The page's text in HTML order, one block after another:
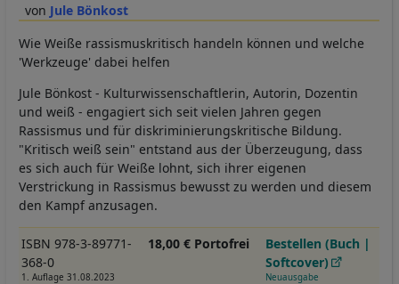
Jule Bönkost
Wie Weiße rassismuskritisch handeln können und welche
'Werkzeuge' dabei helfen
Jule Bönkost - Kulturwissenschaftlerin, Autorin, Dozentin
und weiß - engagiert sich seit vielen Jahren gegen
Rassismus und für diskriminierungskritische Bildung.
"Kritisch weiß sein" entstand aus der Überzeugung, dass
es sich auch für Weiße lohnt, sich ihrer eigenen
Verstrickung in Rassismus bewusst zu werden und diesem
den Kampf anzusagen.
ISBN 978-3-89771-
368-0
1. Auflage 31.08.2023
18,00 € Portofrei
Bestellen (Buch |
Softcover)
Neuausgabe